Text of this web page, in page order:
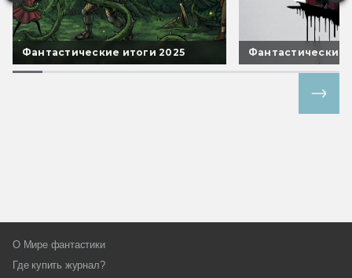
Фантастические итоги 2025 Фантастические
О Мире фантастики
Где купить журнал?